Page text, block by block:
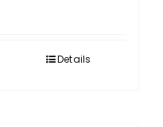
Details